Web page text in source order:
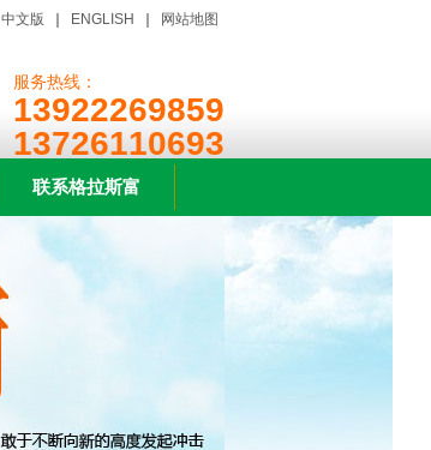
中文版 ENGLISH 网站地图
服务热线：
13922269859
13726110693
联系格拉斯富